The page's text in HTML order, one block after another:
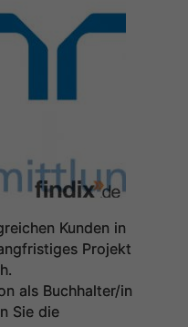
Kunden in
Projekt
als Buchhalter/in
Sie die